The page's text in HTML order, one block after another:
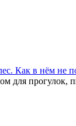
Как в нём не
для прогулок,